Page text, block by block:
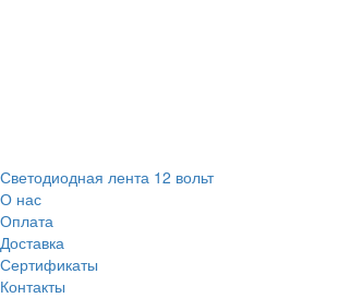
Светодиодная лента 12 вольт
О нас
Оплата
Доставка
Сертификаты
Контакты